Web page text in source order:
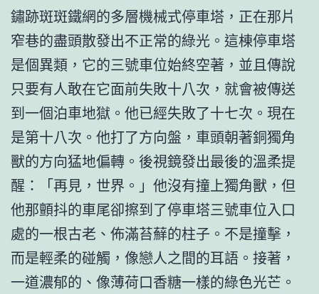
鏽跡斑斑鐵網的多層機械式停車塔，正在那片
窄巷的盡頭散發出不正常的綠光。這棟停車塔
是個異類，它的三號車位始終空著，並且傳說
只要有人敢在它面前失敗十八次，就會被傳送
到一個泊車地獄。他已經失敗了十七次。現在
是第十八次。他打了方向盤，車頭朝著銅獨角
獸的方向猛地偏轉。後視鏡發出最後的溫柔提
醒：「再見，世界。」他沒有撞上獨角獸，但
他那顫抖的車尾卻擦到了停車塔三號車位入口
處的一根古老、佈滿苔蘚的柱子。不是撞擊，
而是輕柔的碰觸，像戀人之間的耳語。接著，
一道濃郁的、像薄荷口香糖一樣的綠色光芒。